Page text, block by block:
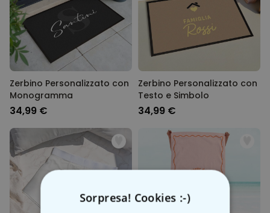
Zerbino Personalizzato con
Monogramma
34,99 €
Zerbino Personalizzato con
Testo e Simbolo
34,99 €
Sorpresa! Cookies :-)